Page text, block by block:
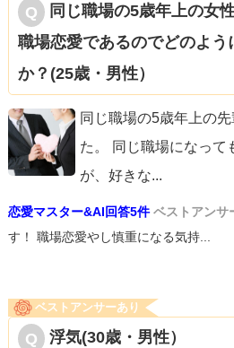
同じ職場の5歳年上の女
職場恋愛であるのでどのよう
か？(25歳・男性）
同じ職場の5歳年上の
た。 同じ職場になって
が、好きな...
恋愛マスター&AI回答5件 ベストアンサ
す！ 職場恋愛やし慎重になる気持...
ベストアンサーあり
浮気(30歳・男性）